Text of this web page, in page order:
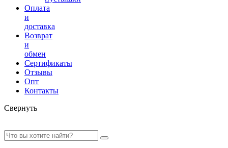
Оплата
и
доставка
Возврат
и
обмен
Сертификаты
Отзывы
Опт
Контакты
Свернуть